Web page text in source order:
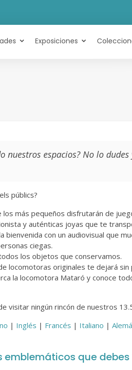
Exposiciones
espacios? No lo
públics?
los más pequeños disfrutarán de
y auténticas joyas que te
bienvenida con un audiovisual que
ciegas.
los objetos que conservamos.
locomotoras originales te dejará
la locomotora Mataró y conoce
visitar ningún rincón de nuestros
| Inglés | Francés | Italiano |
emblemáticos que